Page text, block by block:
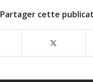
Partager cette